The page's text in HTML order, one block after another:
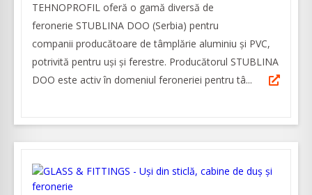
TEHNOPROFIL oferă o gamă diversă de
feronerie STUBLINA DOO (Serbia) pentru
companii producătoare de tâmplărie aluminiu şi PVC,
potrivită pentru uşi şi ferestre. Producătorul STUBLINA
DOO este activ în domeniul feroneriei pentru tâ...